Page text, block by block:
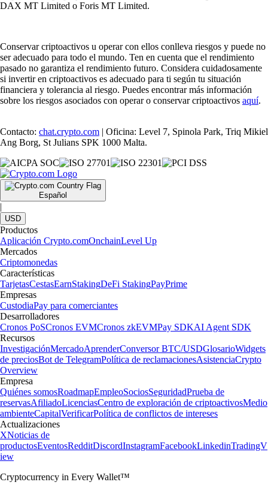
DAX MT Limited o Foris MT Limited.
Conservar criptoactivos u operar con ellos conlleva riesgos y puede no
ser adecuado para todo el mundo. Ten en cuenta que el rendimiento
pasado no garantiza el rendimiento futuro. Considera cuidadosamente
si invertir en criptoactivos es adecuado para ti según tu situación
financiera y tolerancia al riesgo. Puedes encontrar más información
sobre los riesgos asociados con operar o conservar criptoactivos aquí.
Contacto: chat.crypto.com | Oficina: Level 7, Spinola Park, Triq Mikiel
Ang Borg, St Julians SPK 1000 Malta.
Español
|
USD
Productos
Aplicación Crypto.comOnchainLevel Up
Mercados
Criptomonedas
Características
TarjetasCestasEarnStakingDeFi StakingPayPrime
Empresas
CustodiaPay para comerciantes
Desarrolladores
Cronos PoSCronos EVMCronos zkEVMPay SDKAI Agent SDK
Recursos
InvestigaciónMercadoAprenderConversor BTC/USDGlosarioWidgets
de preciosBot de TelegramPolítica de reclamacionesAsistenciaCrypto
Overview
Empresa
Quiénes somosRoadmapEmpleoSociosSeguridadPrueba de
reservasAfiliadoLicenciasCentro de exploración de criptoactivosMedio
ambienteCapitalVerificarPolítica de conflictos de intereses
Actualizaciones
XNoticias de
productosEventosRedditDiscordInstagramFacebookLinkedinTradingV
iew
Cryptocurrency in Every Wallet™